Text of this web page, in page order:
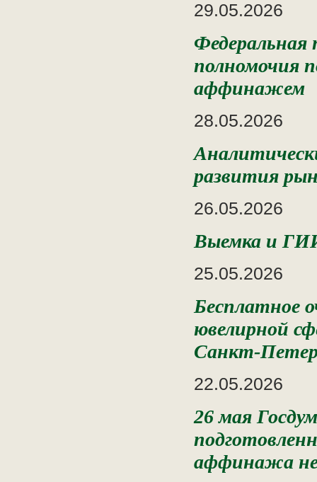
29.05.2026
Федеральная
полномочия
аффинажем
28.05.2026
развития
26.05.2026
Выемка и
25.05.2026
Бесплатное
ювелирной
Санкт-
22.05.2026
26 мая
аффинажа